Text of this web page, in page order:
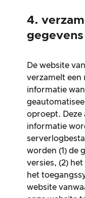
4.
De website
verzamelt een
informatie
oproept. Deze
informatie
worden (1) de
versies, (2)
het
website